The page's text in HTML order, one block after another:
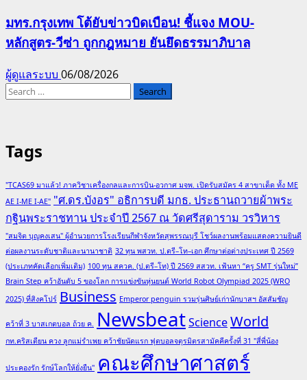
มทร.กรุงเทพ โต้ยับข่าวบิดเบือน! ชี้แจง MOU-
หลักสูตร-วีซ่า ถูกกฎหมาย ยันยึดธรรมาภิบาล
ผู้ดูแลระบบ 06/08/2026
Search
Tags
"TCAS69 มาแล้ว! ภาควิชาเครื่องกลและการบิน-อวกาศ มจพ. เปิดรับสมัคร 4 สาขาเด็ด ทั้ง ME
AE I-ME I-AE" "ศ.ดร.บังอร" อธิการบดี มกธ. ประธานถวายผ้าพระ
กฐินพระราชทาน ประจำปี 2567 ณ วัดศรีสุดาราม วรวิหาร
"สมจิต บุญคงเสน" ผู้อำนวยการโรงเรียนกีฬาจังหวัดสุพรรณบุรี โชว์ผลงานพร้อมแสดงความยินดี
ต่อผลงานระดับชาติและนานาชาติ 32 ทุน พสวท. ป.ตรี–โท–เอก ศึกษาต่อต่างประเทศ ปี 2569
(ประเภทคัดเลือกเพิ่มเติม) 100 ทุน สควค. (ป.ตรี–โท) ปี 2569 สสวท. เฟ้นหา “ครู SMT รุ่นใหม่”
Brain Step คว้าอันดับ 5 ของโลก การแข่งขันหุ่นยนต์ World Robot Olympiad 2025 (WRO
2025) ที่สิงคโปร์ Business Emperor penguin รวมรุ่นศิษย์เก่านักบาสฯ อัสสัมชัญ
คว้าที่ 3 บาสเกตบอล ถ้วย ค. NewsbeatScienceWorld
กท.คริสเตียน ควง ลูกแม่รำเพย คว้าชัยนัดแรก ฟุตบอลจตุรมิตรสามัคคีครั้งที่ 31 "สี่พี่น้อง
ประคองรัก รักษ์โลกให้ยั่งยืน" คณะศึกษาศาสตร์